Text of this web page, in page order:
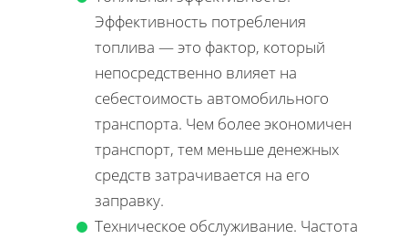
Эффективность потребления
топлива — это фактор, который
непосредственно влияет на
себестоимость автомобильного
транспорта. Чем более экономичен
транспорт, тем меньше денежных
средств затрачивается на его
заправку.
Техническое обслуживание. Частота